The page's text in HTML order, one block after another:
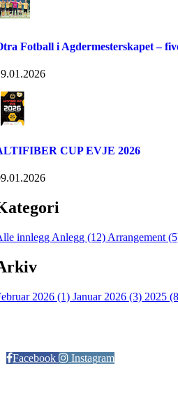
Fotball i Agdermesterskapet –
CUP EVJE 2026
innlegg Anlegg (12) Arrangement
2026 (1) Januar 2026 (3) 2025
Facebook
Instagram